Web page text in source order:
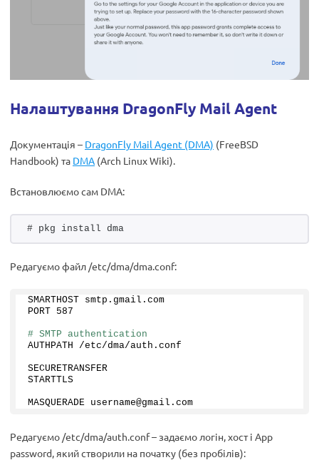
Налаштування DragonFly Mail Agent
Документація – DragonFly Mail Agent (DMA) (FreeBSD
Handbook) та DMA (Arch Linux Wiki).
Встановлюємо сам DMA:
# pkg install dma
Редагуємо файл /etc/dma/dma.conf:
SMARTHOST smtp. gmail . com
PORT 587
# SMTP authentication
AUTHPATH /etc/dma/auth. conf
SECURETRANSFER
STARTTLS
MASQUERADE username@gmail. com
Редагуємо /etc/dma/auth.conf – задаємо логін, хост і App
password, який створили на початку (без пробілів):